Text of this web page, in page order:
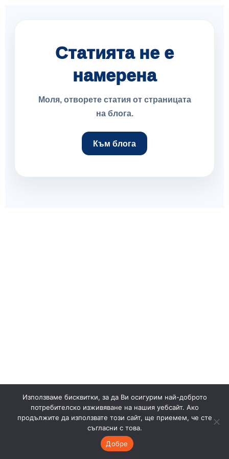
Статията не е
намерена
Моля, отворете статия от страницата
на блога.
Към блога
Използваме бисквитки, за да Ви осигурим най-доброто
потребителско изживяване на нашия уебсайт. Ако
продължите да използвате този сайт, ще приемем, че сте
съгласни с това.
Добре